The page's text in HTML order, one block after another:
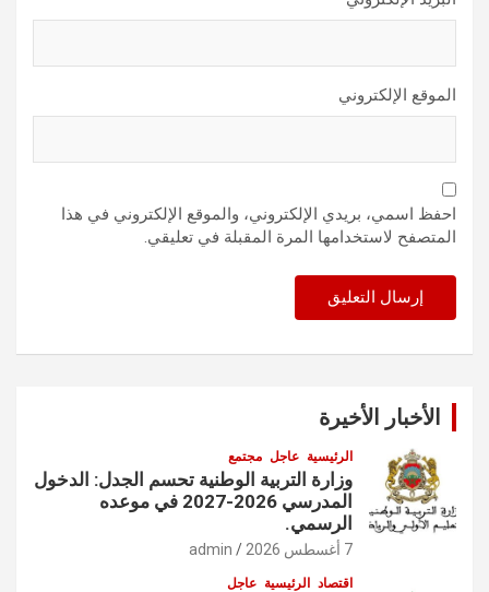
الموقع الإلكتروني
احفظ اسمي، بريدي الإلكتروني، والموقع الإلكتروني في هذا
المتصفح لاستخدامها المرة المقبلة في تعليقي.
الأخبار الأخيرة
الرئيسية عاجل مجتمع
وزارة التربية الوطنية تحسم الجدل: الدخول
المدرسي 2026-2027 في موعده
الرسمي.
7 أغسطس 2026 admin
اقتصاد الرئيسية عاجل